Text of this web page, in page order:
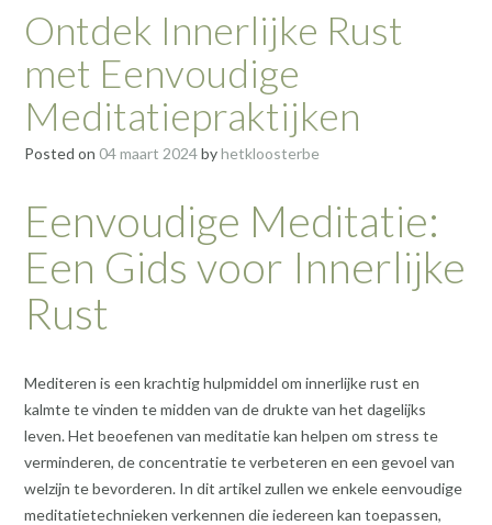
Ontdek Innerlijke Rust
met Eenvoudige
Meditatiepraktijken
Posted on 04 maart 2024byhetkloosterbe
Eenvoudige Meditatie:
Een Gids voor Innerlijke
Rust
Mediteren is een krachtig hulpmiddel om innerlijke rust en
kalmte te vinden te midden van de drukte van het dagelijks
leven. Het beoefenen van meditatie kan helpen om stress te
verminderen, de concentratie te verbeteren en een gevoel van
welzijn te bevorderen. In dit artikel zullen we enkele eenvoudige
meditatietechnieken verkennen die iedereen kan toepassen,